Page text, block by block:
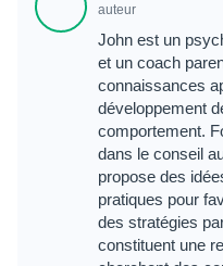
auteur
John est un
et un coach
connaissances
développement
comportement.
dans le conseil
propose des
pratiques pour
des stratégies
constituent une